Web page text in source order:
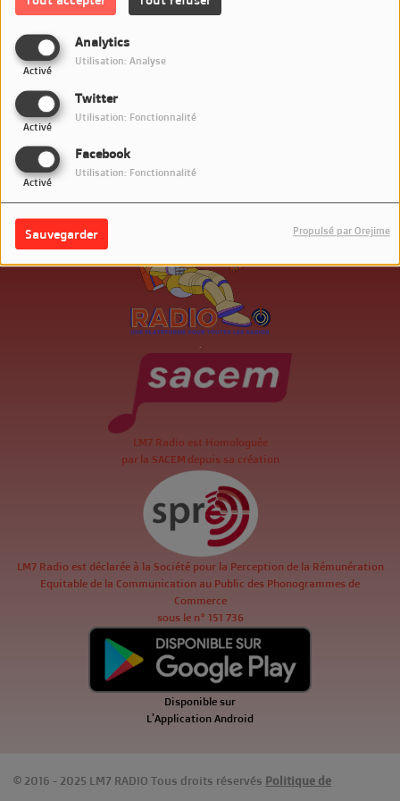
Analytics
Activé
Utilisation: Analyse
Twitter
Activé
Utilisation: Fonctionnalité
Facebook
Activé
Utilisation: Fonctionnalité
Sauvegarder Propulsé par Orejime
Connectez-vous pour commenter cet article
SE CONNECTER
.
LM7 Radio est Homologuée
par la SACEM depuis sa création
LM7 Radio est déclarée à la Société pour la Perception de la Rémunération
Equitable de la Communication au Public des Phonogrammes de
Commerce
sous le n° 151 736
Disponible sur
L'Application Android
© 2016 - 2025 LM7 RADIO Tous droits réservés Politique de